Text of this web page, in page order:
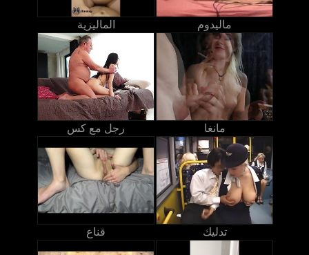
الماليزية ماليدوم
رجل مع كس مانغا
قناع تدليك